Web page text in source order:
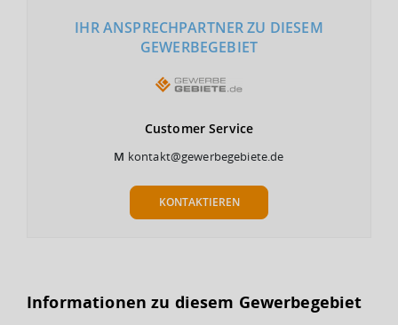
IHR ANSPRECHPARTNER ZU DIESEM
GEWERBEGEBIET
Customer Service
M kontakt@gewerbegebiete.de
KONTAKTIEREN
Informationen zu diesem Gewerbegebiet